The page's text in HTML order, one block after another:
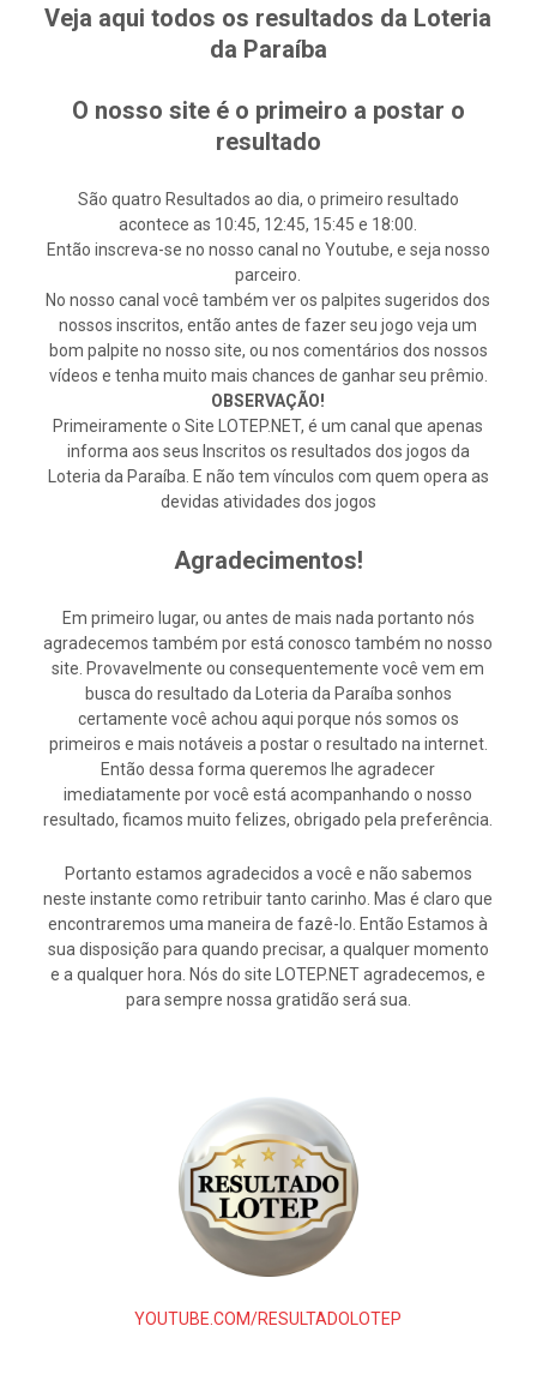
Veja aqui todos os resultados da Loteria
da Paraíba
O nosso site é o primeiro a postar o
resultado
São quatro Resultados ao dia, o primeiro resultado
acontece as 10:45, 12:45, 15:45 e 18:00.
Então inscreva-se no nosso canal no Youtube, e seja nosso
parceiro.
No nosso canal você também ver os palpites sugeridos dos
nossos inscritos, então antes de fazer seu jogo veja um
bom palpite no nosso site, ou nos comentários dos nossos
vídeos e tenha muito mais chances de ganhar seu prêmio.
OBSERVAÇÃO!
Primeiramente o Site LOTEP.NET, é um canal que apenas
informa aos seus Inscritos os resultados dos jogos da
Loteria da Paraíba. E não tem vínculos com quem opera as
devidas atividades dos jogos
Agradecimentos!
Em primeiro lugar, ou antes de mais nada portanto nós
agradecemos também por está conosco também no nosso
site. Provavelmente ou consequentemente você vem em
busca do resultado da Loteria da Paraíba sonhos
certamente você achou aqui porque nós somos os
primeiros e mais notáveis a postar o resultado na internet.
Então dessa forma queremos lhe agradecer
imediatamente por você está acompanhando o nosso
resultado, ficamos muito felizes, obrigado pela preferência.
Portanto estamos agradecidos a você e não sabemos
neste instante como retribuir tanto carinho. Mas é claro que
encontraremos uma maneira de fazê-lo. Então Estamos à
sua disposição para quando precisar, a qualquer momento
e a qualquer hora. Nós do site LOTEP.NET agradecemos, e
para sempre nossa gratidão será sua.
YOUTUBE.COM/RESULTADOLOTEP